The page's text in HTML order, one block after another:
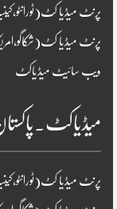
پرنٹ میڈیا
پرنٹ میڈیا
ویب سائیٹ میڈیاکٹ
پرنٹ میڈیا